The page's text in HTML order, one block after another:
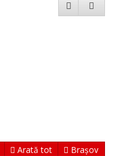
Arată tot Brașov